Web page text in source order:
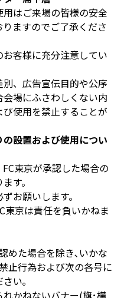
はご来場の皆様の安全
ますのでご了承くださ
客様に充分注意してい
、広告宣伝目的や公序
場にふさわしくない内
使用を禁止することが
設置および使用につい
東京が承認した場合の
す。
お願いします。
東京は責任を負いかねま
めた場合を除き､いかな
止行為および次の各号に
い｡
れかねないバナー(旗･横